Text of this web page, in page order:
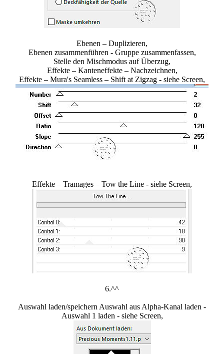
Ebenen – Duplizieren,
Ebenen zusammenführen - Gruppe zusammenfassen,
Stelle den Mischmodus auf Überzug,
Effekte – Kanteneffekte – Nachzeichnen,
Effekte – Mura's Seamless – Shift at Zigzag - siehe Screen,
Effekte – Tramages – Tow the Line - siehe Screen,
6.^^
Auswahl laden/speichern Auswahl aus Alpha-Kanal laden -
Auswahl 1 laden - siehe Screen,